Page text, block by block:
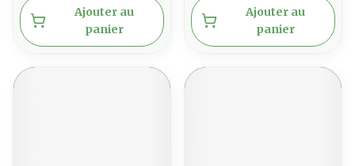
Ajouter au
panier
Ajouter au
panier